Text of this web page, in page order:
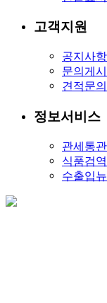
고객지원
공지사항
문의게
견적문의
정보서비스
관세통
식품검
수출입